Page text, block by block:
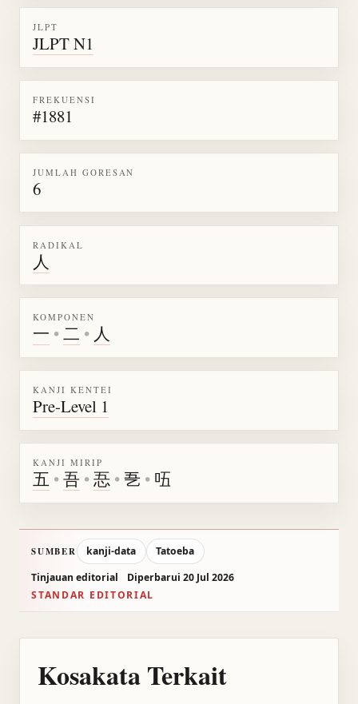
JLPT
JLPT N1
FREKUENSI
#1881
JUMLAH GORESAN
6
RADIKAL
人
KOMPONEN
一 •二 • 人
KANJI KENTEI
Pre-Level 1
KANJI MIRIP
五 •吾 •忢 •㐏 • 㕶
SUMBER kanji-data
Tatoeba
Tinjauan editorial
Diperbarui 20 Jul 2026
STANDAR EDITORIAL
Kosakata Terkait